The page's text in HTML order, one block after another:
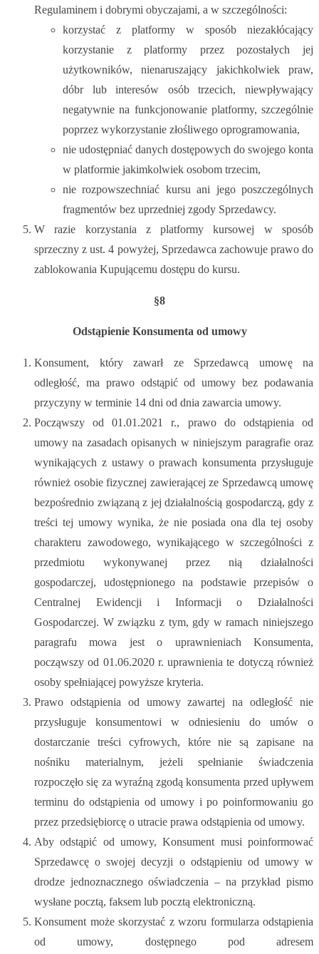
Regulaminem i dobrymi obyczajami, a w szczególności:
korzystać z platformy w sposób niezakłócający
korzystanie z platformy przez pozostałych jej
użytkowników, nienaruszający jakichkolwiek praw,
dóbr lub interesów osób trzecich, niewpływający
negatywnie na funkcjonowanie platformy, szczególnie
poprzez wykorzystanie złośliwego oprogramowania,
nie udostępniać danych dostępowych do swojego konta
w platformie jakimkolwiek osobom trzecim,
nie rozpowszechniać kursu ani jego poszczególnych
fragmentów bez uprzedniej zgody Sprzedawcy.
W razie korzystania z platformy kursowej w sposób
sprzeczny z ust. 4 powyżej, Sprzedawca zachowuje prawo do
zablokowania Kupującemu dostępu do kursu.
§8
Odstąpienie Konsumenta od umowy
Konsument, który zawarł ze Sprzedawcą umowę na
odległość, ma prawo odstąpić od umowy bez podawania
przyczyny w terminie 14 dni od dnia zawarcia umowy.
Począwszy od 01.01.2021 r., prawo do odstąpienia od
umowy na zasadach opisanych w niniejszym paragrafie oraz
wynikających z ustawy o prawach konsumenta przysługuje
również osobie fizycznej zawierającej ze Sprzedawcą umowę
bezpośrednio związaną z jej działalnością gospodarczą, gdy z
treści tej umowy wynika, że nie posiada ona dla tej osoby
charakteru zawodowego, wynikającego w szczególności z
przedmiotu wykonywanej przez nią działalności
gospodarczej, udostępnionego na podstawie przepisów o
Centralnej Ewidencji i Informacji o Działalności
Gospodarczej. W związku z tym, gdy w ramach niniejszego
paragrafu mowa jest o uprawnieniach Konsumenta,
począwszy od 01.06.2020 r. uprawnienia te dotyczą również
osoby spełniającej powyższe kryteria.
Prawo odstąpienia od umowy zawartej na odległość nie
przysługuje konsumentowi w odniesieniu do umów o
dostarczanie treści cyfrowych, które nie są zapisane na
nośniku materialnym, jeżeli spełnianie świadczenia
rozpoczęło się za wyraźną zgodą konsumenta przed upływem
terminu do odstąpienia od umowy i po poinformowaniu go
przez przedsiębiorcę o utracie prawa odstąpienia od umowy.
Aby odstąpić od umowy, Konsument musi poinformować
Sprzedawcę o swojej decyzji o odstąpieniu od umowy w
drodze jednoznacznego oświadczenia – na przykład pismo
wysłane pocztą, faksem lub pocztą elektroniczną.
Konsument może skorzystać z wzoru formularza odstąpienia
od umowy, dostępnego pod adresem